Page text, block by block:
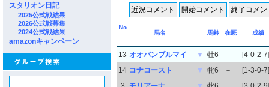
スタリオン日記
2025公式戦結果
2026公式戦募集
2024公式戦結果
amazonキャンペーン
No
馬名
馬齢 在厩 成績
13 オオバンブルマイ ▼ 牡6 －
[4-0-2-7]
14 コナコースト ▼ 牝6 －
[1-3-0-7]